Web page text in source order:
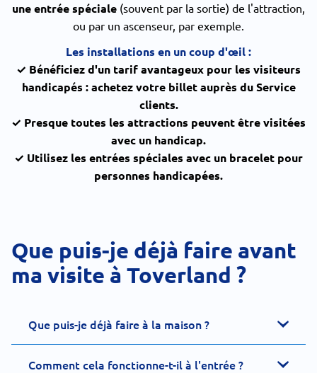
une entrée spéciale (souvent par la sortie) de l'attraction,
ou par un ascenseur, par exemple.
Les installations en un coup d'œil :
✓ Bénéficiez d'un tarif avantageux pour les visiteurs
handicapés : achetez votre billet auprès du Service
clients.
✓ Presque toutes les attractions peuvent être visitées
avec un handicap.
✓ Utilisez les entrées spéciales avec un bracelet pour
personnes handicapées.
Que puis-je déjà faire avant
ma visite à Toverland ?
Que puis-je déjà faire à la maison ?
Comment cela fonctionne-t-il à l'entrée ?